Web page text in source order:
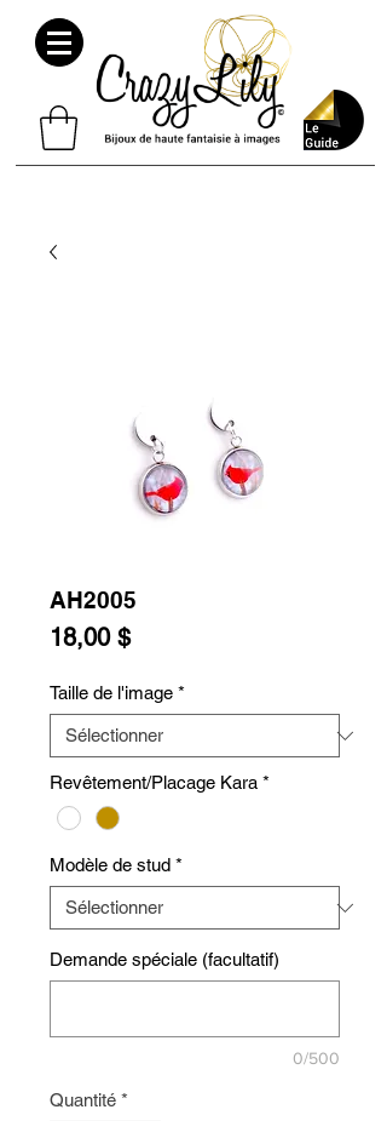
AH2005
18,00 $Prix
Taille de l'image *
Revêtement/Placage Kara *
Modèle de stud *
Demande spéciale (facultatif)
0/500
Quantité *